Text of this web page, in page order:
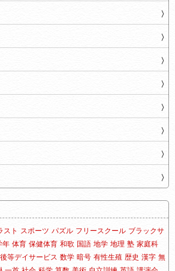
スト スポーツ パズル フリースクール ブラックサ
年 体育 保健体育 和歌 国語 地学 地理 塾 家庭科
等デイサービス 数学 暗号 有性生殖 歴史 漢字 無